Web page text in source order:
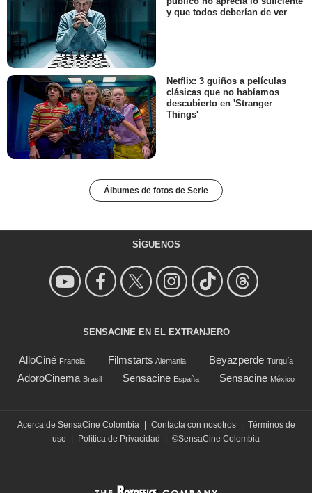
y que todos deberían de ver
Netflix: 3 guiños a películas
clásicas que no habíamos
descubierto en 'Stranger
Things'
Álbumes de fotos de Serie
SÍGUENOS
SENSACINE EN EL EXTRANJERO
AlloCiné Francia Filmstarts Alemania Beyazperde Turquía
AdoroCinema Brasil Sensacine España Sensacine México
Acerca de SensaCine Colombia Contacta con nosotros
Términos de
uso
Política de Privacidad ©SensaCine Colombia